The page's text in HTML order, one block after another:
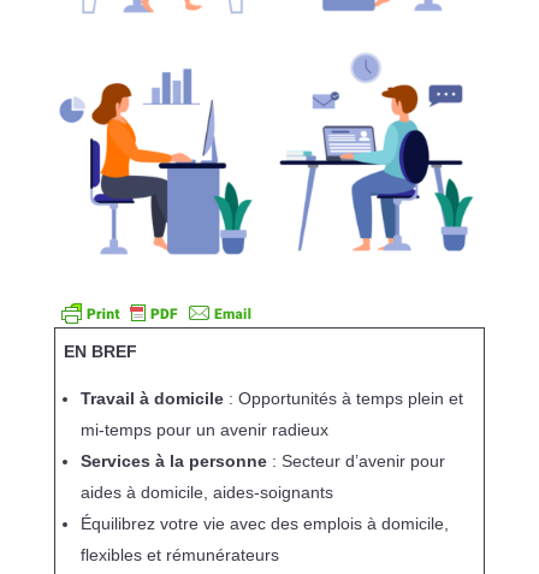
EN BREF
Travail à domicile: Opportunités à temps plein et
mi-temps pour un avenir radieux
Services à la personne: Secteur d’avenir pour
aides à domicile, aides-soignants
Équilibrez votre vie avec des emplois à domicile,
flexibles et rémunérateurs